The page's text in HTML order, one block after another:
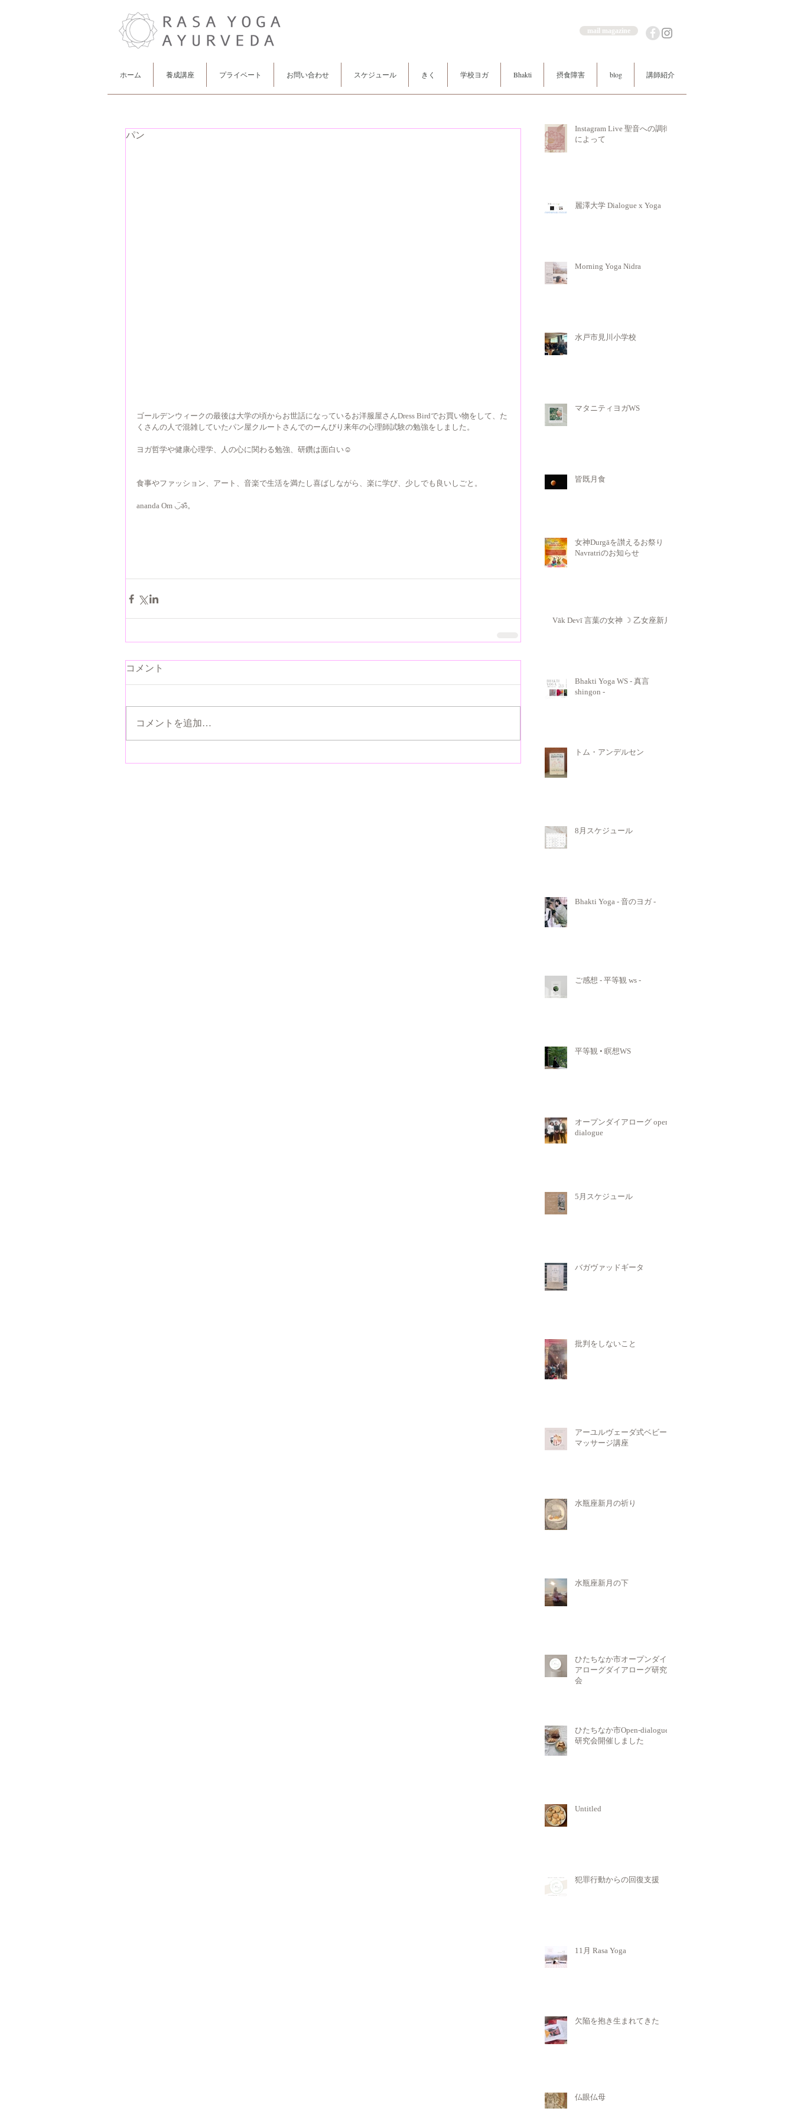
mail magazine
ホーム 養成講座 プライベート お問い合わせ スケジュール きく 学校ヨガ Bhakti 摂食障害 blog 講師紹介
パン
ゴールデンウィークの最後は大学の頃からお世話になっているお洋服屋さんDress Birdでお買い物をして、た
くさんの人で混雑していたパン屋クルートさんでのーんびり来年の心理師試験の勉強をしました。
ヨガ哲学や健康心理学、人の心に関わる勉強、研鑽は面白い☺︎
食事やファッション、アート、音楽で生活を満たし喜ばしながら、楽に学び、少しでも良いしごと。
ananda Om ◡̈ॐ。
コメント
コメントを追加…
Instagram Live 聖音への調律
によって
麗澤大学 Dialogue x Yoga
Morning Yoga Nidra
水戸市見川小学校
マタニティヨガWS
皆既月食
女神Durgāを讃えるお祭り
Navratriのお知らせ
Vāk Devī 言葉の女神 ☽ 乙女座新月
Bhakti Yoga WS - 真言
shingon -
トム・アンデルセン
8月スケジュール
Bhakti Yoga - 音のヨガ -
ご感想 - 平等観 ws -
平等観 • 瞑想WS
オープンダイアローグ open
dialogue
5月スケジュール
バガヴァッドギータ
批判をしないこと
アーユルヴェーダ式ベビー
マッサージ講座
水瓶座新月の祈り
水瓶座新月の下
ひたちなか市オープンダイ
アローグダイアローグ研究
会
ひたちなか市Open-dialogue
研究会開催しました
Untitled
犯罪行動からの回復支援
11月 Rasa Yoga
欠陥を抱き生まれてきた
仏眼仏母